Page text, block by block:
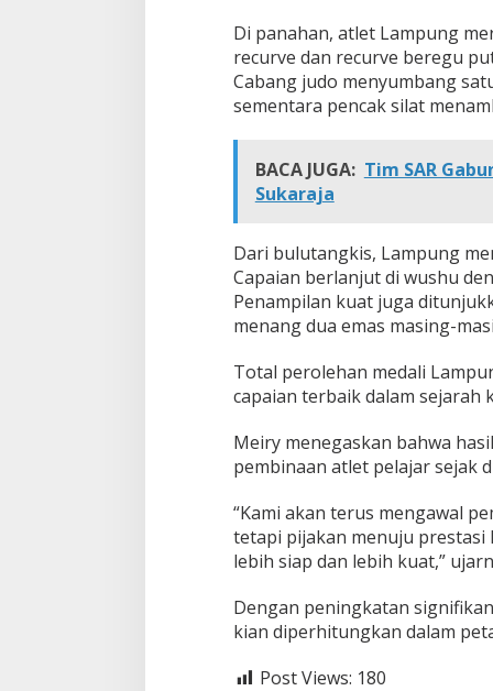
Di panahan, atlet Lampung
recurve dan recurve beregu
Cabang judo menyumbang
sementara pencak silat
BACA JUGA: Tim SAR
Sukaraja
Dari bulutangkis, Lampung
Capaian berlanjut di wushu
Penampilan kuat juga
menang dua emas masing-
Total perolehan medali
capaian terbaik dalam sejarah
Meiry menegaskan bahwa
pembinaan atlet pelajar sejak
“Kami akan terus mengawal
tetapi pijakan menuju prestasi
lebih siap dan lebih kuat,”
Dengan peningkatan
kian diperhitungkan dalam
Post Views: 180